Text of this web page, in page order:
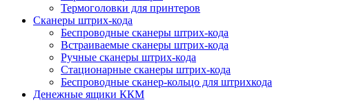
Термоголовки для принтеров
Сканеры штрих-кода
Беспроводные сканеры штрих-кода
Встраиваемые сканеры штрих-кода
Ручные сканеры штрих-кода
Стационарные сканеры штрих-кода
Беспроводные сканер-кольцо для штрихкода
Денежные ящики ККМ